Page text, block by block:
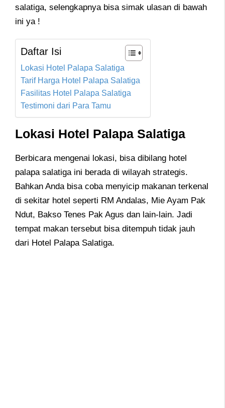
salatiga, selengkapnya bisa simak ulasan di bawah
ini ya !
Daftar Isi
Lokasi Hotel Palapa Salatiga
Tarif Harga Hotel Palapa Salatiga
Fasilitas Hotel Palapa Salatiga
Testimoni dari Para Tamu
Lokasi Hotel Palapa Salatiga
Berbicara mengenai lokasi, bisa dibilang hotel
palapa salatiga ini berada di wilayah strategis.
Bahkan Anda bisa coba menyicip makanan terkenal
di sekitar hotel seperti RM Andalas, Mie Ayam Pak
Ndut, Bakso Tenes Pak Agus dan lain-lain. Jadi
tempat makan tersebut bisa ditempuh tidak jauh
dari Hotel Palapa Salatiga.